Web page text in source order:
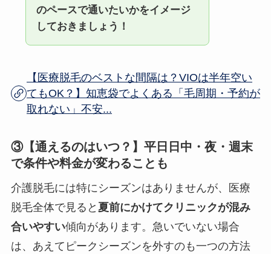
のペースで通いたいかをイメージ
しておきましょう！
【医療脱毛のベストな間隔は？VIOは半年空い
てもOK？】知恵袋でよくある「毛周期・予約が
取れない」不安...
③【通えるのはいつ？】平日日中・夜・週末
で条件や料金が変わることも
介護脱毛には特にシーズンはありませんが、医療
脱毛全体で見ると 夏前にかけてクリニックが混み
合いやすい傾向があります。急いでいない場合
は、あえてピークシーズンを外すのも一つの方法